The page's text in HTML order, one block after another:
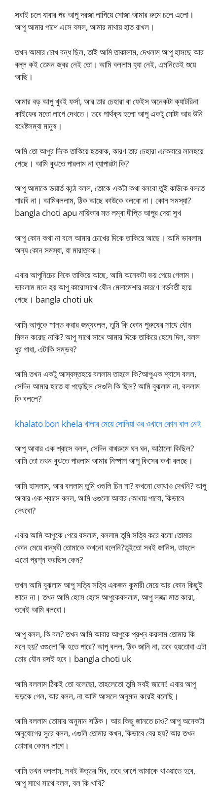
সবাই চলে যাবার পর আপু দরজা লাগিয়ে সোজা আমার রুমে চলে এলো।
আপু আমার পাশে এসে বসল, আমার মাথায় হাত রাখল।
তখন আমার চোখ বন্ধ ছিল, তাই আমি তাকালাম, দেখলাম আপু হাসছে আর
বল্ল কই তেমন জ্বর নেই তো। আমি বললাম হ্যা নেই, এমনিতেই শুয়ে
আছি।
আমার বড় আপু খুবই ফর্সা, আর তার চেহারা বা ফেইস অনেকটা ক্যাটরিনা
কাইফের মতো লাগে দেখতে। তবে পার্থক্য হলো আপু একটু মোটা আর উনি
যথেষ্টলম্বা মানুষ।
আমি তো আপুর দিকে তাকিয়ে হতবাক, কারণ তার চেহারা একেবারে লালহয়ে
গেছে। আমি বুঝতে পারলাম না ব্যাপারটা কি?
আপু আমাকে ভয়ার্ত কন্ঠে বলল, তোকে একটা কথা বলবো তুই কাউকে বলতে
পারবি না। আমিবললাম, ঠিক আছে কাউকে বলবো না। কোন সমস্যা?
bangla choti apu নায়িকার মত লম্বা দীপ্তি আপুর দেয়া সুখ
আপু কোন কথা না বলে আমার চোখের দিকে তাকিয়ে আছে। আমি ভাবলাম
অন্য কোন সমস্যা, যা মারাত্বক।
এবার আপুনিচের দিকে তাকিয়ে আছে, আমি অনেকটা ভয় পেয়ে গেলাম।
ভাবলাম মনে হয় আপু কারোসাথে যৌন মেলামেশার কারণে গর্ভবতী হয়ে
গেছে। bangla choti uk
আমি আপুকে শান্ত করার জন্যবলল, তুমি কি কোন পুরুষের সাথে যৌন
মিলন করেছ নাকি? আপু সাথে সাথে আমার দিকে তাকিয়ে হেসে দিল, বলল
ধুর গাধা, এটাকি সম্ভব?
আমি তখন একটু আস্বস্তহয়ে বললাম তাহলে কি?আপুএক শ্বাসে বলল,
সেদিন আমার হাতে যা পড়েছিল সেগুলি কি ছিল? আমি বুঝলাম না, বললাম
কি বললে?
khalato bon khela খালার মেয়ে সোনিয়া ওর ওখানে কোন বাল নেই
আপু আবার এক শ্বাসে বলল, সেদিন বাথরুমে ঘন ঘন, আঠালো কিছিল?
আমি তো তখন বুঝতে পারলাম আমার নিষ্পাপ আপু কিসের কখা বলছে।
আমি হাসলাম, আর বললাম তুমি ওগুলি চিন না? কখনো কোথাও দেখনি? আপু
আবার এক শ্বাসে বলল, আমি ওগুলো আবার কোথায় পাবো, কিভাবে
দেখবো?
এবার আমি আপুকে পেয়ে বসলাম, বললাম তুমি সত্যি করে বলো তোমার
কোন মেয়ে বান্ধবী তোমাকে কখনো বলেনি?তুইতো সবই জানিস, তাহলে
এতো প্রশ্ন করছিস কেন?
তখন আমি বুঝলাম আপু সত্যি সত্যি একজন কুমারী মেয়ে আর কোন কিছুই
জানে না। তখন আমি হেসে হেসে আপুকেবললাম, আপু লজ্জা মাত করো,
তবেই আমি বলবো।
আপু বলল, কি বল? তখন আমি আবার আপুকে প্রশ্ন করলাম তোমার কি
মনে হয়? ওগুলো কি হতে পারে? আপু বলল, ঠিক জানি না, তবে হয়তোবা এটা
তোর যৌন রসই হবে। bangla choti uk
আমি বললাম ঠিকই তো বলেছো, তাহলেতো তুমি সবই জানো! এবার আপু
ভড়কে গেল, আর বলল, না আমি আসলে অনুমান করেই বলেছি।
আমি বললাম তোমার অনুমান সঠিক। আর কিছু জানতে চাও? আপু অনেকটা
অনুযোগের সুরে বলল, এগুলি তোমার কখন, কিভাবে বের হয়? আর তখন
তোমার কেমন লাগে।
আমি তখন বললাম, সবই উত্তর দিব, তবে আগে আমাকে খাওয়াতে হবে,
আপু সাথে সাথে বলল, বল কি খাবি?